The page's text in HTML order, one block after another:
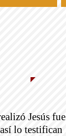
Jesús fue
lo testifican